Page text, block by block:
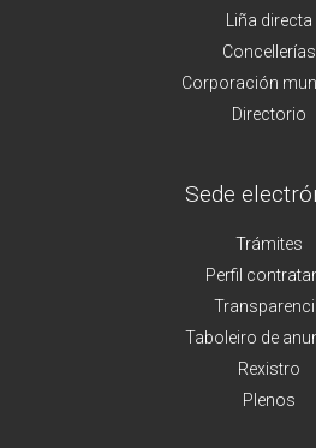
Liña directa
Concellerías
Corporación
Directorio
Sede
Trámites
Perfil
Taboleiro de
Rexistro
Plenos